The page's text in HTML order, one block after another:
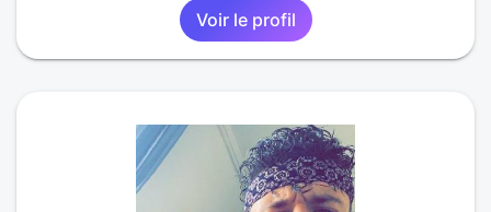
Voir le profil